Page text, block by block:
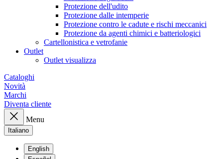
Protezione dell'udito
Protezione dalle intemperie
Protezione contro le cadute e rischi meccanici
Protezione da agenti chimici e batteriologici
Cartellonistica e vetrofanie
Outlet
Outlet visualizza
Cataloghi
Novità
Marchi
Diventa cliente
Menu
Italiano
English